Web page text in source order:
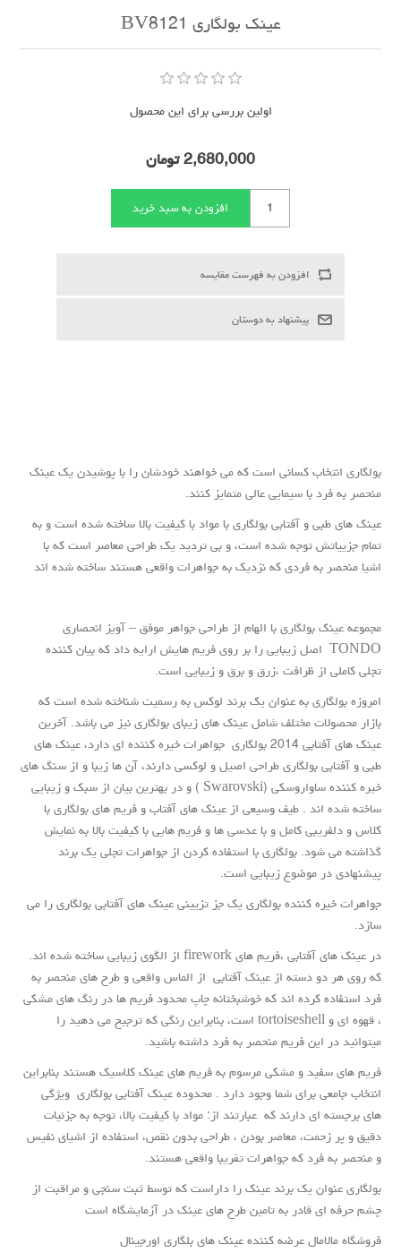
عینک بولگاری BV8121
اولین بررسی برای این محصول
2,680,000 تومان
بولگاری انتخاب کسانی است که می خواهند خودشان را با پوشیدن یک عینک
منحصر به فرد با سیمایی عالی متمایز کنند.
عینک های طبی و آفتابی بولگاری با مواد با کیفیت بالا ساخته شده است و به
تمام جزییاتش توجه شده است، و بی تردید یک طراحی معاصر است که با
اشیا منحصر به فردی که نزدیک به جواهرات واقعی هستند ساخته شده اند
مجموعه عینک بولگاری با الهام از طراحی جواهر موفق – آویز انحصاری
TONDO اصل زیبایی را بر روی فریم هایش ارایه داد که بیان کننده
تجلی کاملی از ظرافت ،زرق و برق و زیبایی است.
امروزه بولگاری به عنوان یک برند لوکس به رسمیت شناخته شده است که
بازار محصولات مختلف شامل عینک های زیبای بولگاری نیز می باشد. آخرین
عینک های آفتابی 2014 بولگاری جواهرات خیره کننده ای دارد، عینک های
طبی و آفتابی بولگاری طراحی اصیل و لوکسی دارند، آن ها زیبا و از سنگ های
خیره کننده ساواروسکی (Swarovski ) و در بهترین بیان از سبک و زیبایی
ساخته شده اند . طیف وسیعی از عینک های آفتاب و فریم های بولگاری با
کلاس و دلفریبی کامل و با عدسی ها و فریم هایی با کیفیت بالا به نمایش
گذاشته می شود. بولگاری با استفاده کردن از جواهرات تجلی یک برند
پیشنهادی در موضوع زیبایی است.
جواهرات خیره کننده بولگاری یک جز تزیینی عینک های آفتابی بولگاری را می
سازد.
در عینک های آفتابی ،فریم های firework از الگوی زیبایی ساخته شده اند.
که روی هر دو دسته از عینک آفتابی از الماس واقعی و طرح های منحصر به
فرد استفاده کرده اند که خوشبختانه چاپ محدود فریم ها در رنگ های مشکی
، قهوه ای و tortoiseshell است، بنابراین رنگی که ترجیح می دهید را
میتوانید در این فریم منحصر به فرد داشته باشید.
فریم های سفید و مشکی مرسوم به فریم های عینک کلاسیک هستند بنابراین
انتخاب جامعی برای شما وجود دارد . محدوده عینک آفتابی بولگاری ویژگی
های برجسته ای دارند که عبارتند از: مواد با کیفیت بالا، توجه به جزئیات
دقیق و پر زحمت، معاصر بودن ، طراحی بدون نقص، استفاده از اشیای نفیس
و منحصر به فرد که جواهرات تقریبا واقعی هستند.
بولگاری عنوان یک برند عینک را داراست که توسط ثبت سنجی و مراقبت از
چشم حرفه ای قادر به تامین طرح های عینک در آزمایشگاه است
فروشگاه مالامال عرضه کننده عینک های بلگاری اورجینال